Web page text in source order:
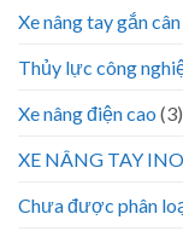
Xe nâng tay gắn cân
Thủy lực công
Xe nâng điện cao (3)
XE NÂNG TAY
Chưa được phân